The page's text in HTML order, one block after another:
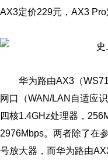
AX3定价229元，AX3
华为路由AX3（
网口（WAN/LAN自适应
四核1.4GHz处理器，
2976Mbps。两者除了在
号放大器，而华为路由